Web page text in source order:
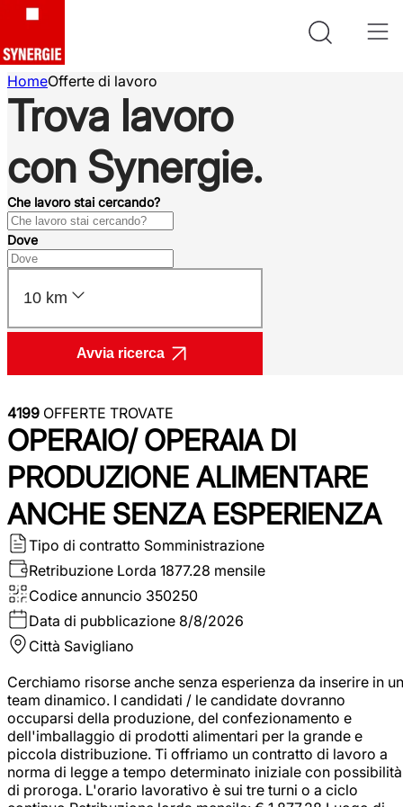
HomeOfferte di lavoro
Trova lavoro
con Synergie.
Che lavoro stai cercando?
Dove
10 km
Avvia ricerca
4199 OFFERTE TROVATE
OPERAIO/ OPERAIA DI
PRODUZIONE ALIMENTARE
ANCHE SENZA ESPERIENZA
Tipo di contratto Somministrazione
Retribuzione Lorda 1877.28 mensile
Codice annuncio 350250
Data di pubblicazione 8/8/2026
Città Savigliano
Cerchiamo risorse anche senza esperienza da inserire in un
team dinamico. I candidati / le candidate dovranno
occuparsi della produzione, del confezionamento e
dell'imballaggio di prodotti alimentari per la grande e
piccola distribuzione. Ti offriamo un contratto di lavoro a
norma di legge a tempo determinato iniziale con possibilità
di proroga. L'orario lavorativo è sui tre turni o a ciclo